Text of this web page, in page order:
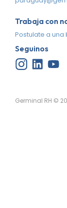
Trabaja con
Postulate a una
Seguinos
Germinal RH ©